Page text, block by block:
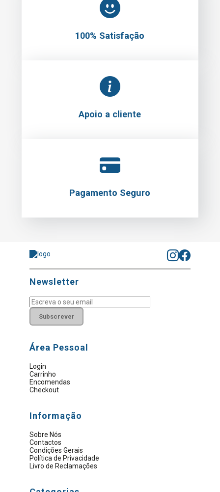
100% Satisfação
Apoio a cliente
Pagamento Seguro
Newsletter
Subscrever
Área Pessoal
Login
Carrinho
Encomendas
Checkout
Informação
Sobre Nós
Contactos
Condições Gerais
Política de Privacidade
Livro de Reclamações